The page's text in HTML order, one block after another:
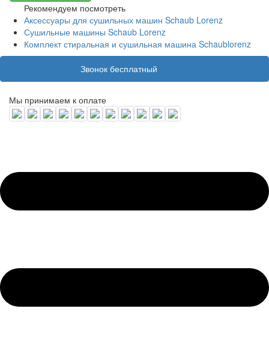
Рекомендуем посмотреть
Аксессуары для сушильных машин Schaub Lorenz
Сушильные машины Schaub Lorenz
Комплект стиральная и сушильная машина Schaublorenz
Звонок бесплатный
Мы принимаем к оплате